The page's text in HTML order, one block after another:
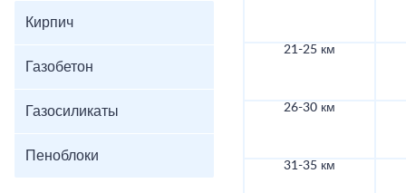
Кирпич
Газобетон
Газосиликаты
Пеноблоки
21-25 км
26-30 км
31-35 км